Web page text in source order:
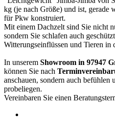
kg (je nach Größe) und ist, gerade
für Pkw konstruiert.
Mit einem Dachzelt sind Sie nicht
sondern Sie schlafen auch
Witterungseinflüssen und Tieren in
In unserem Showroom in 97947
können Sie nach
anschauen, sondern auch befühlen
probeliegen.
Vereinbaren Sie einen